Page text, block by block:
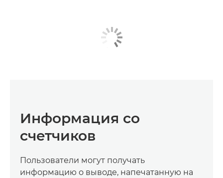
Информация со
счетчиков
Пользователи могут получать
информацию о выводе, напечатанную на